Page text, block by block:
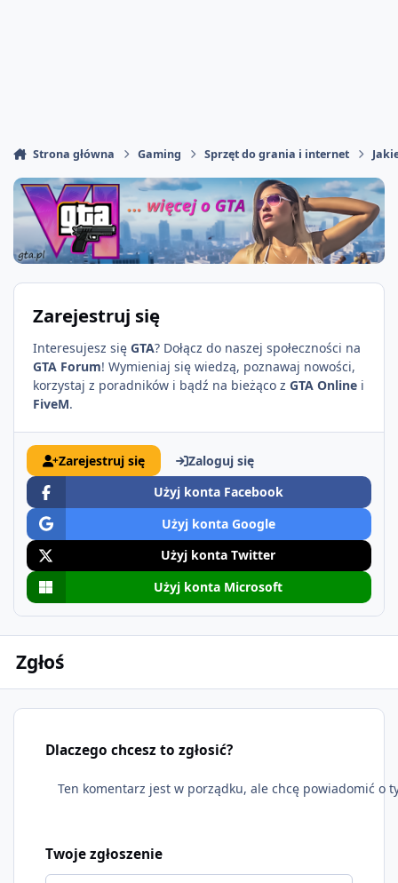
Strona główna Gaming Sprzęt do grania i internet
Zarejestruj się
Interesujesz się GTA? Dołącz do naszej społeczności na
GTA Forum! Wymieniaj się wiedzą, poznawaj nowości,
korzystaj z poradników i bądź na bieżąco z GTA Online i
FiveM.
Zarejestruj się
Zaloguj się
Użyj konta Facebook
Użyj konta Google
Użyj konta Twitter
Użyj konta Microsoft
Zgłoś
Dlaczego chcesz to zgłosić?
Twoje zgłoszenie